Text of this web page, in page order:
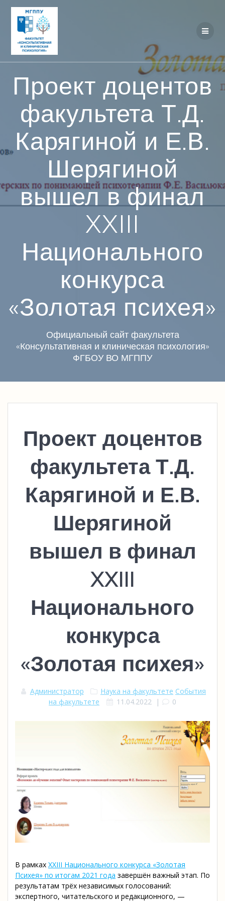
Проект доцентов
факультета Т.Д.
Карягиной и Е.В.
Шерягиной
вышел в финал
XXIII
Национального
конкурса
«Золотая психея»
Официальный сайт факультета
«Консультативная и клиническая психология»
ФГБОУ ВО МГППУ
Проект доцентов
факультета Т.Д.
Карягиной и Е.В.
Шерягиной
вышел в финал
XXIII
Национального
конкурса
«Золотая психея»
Администратор Наука на факультете События
на факультете
11.04.2022 | 0
В рамках XXIII Национального конкурса «Золотая
Психея» по итогам 2021 года завершён важный этап. По
результатам трёх независимых голосований:
экспертного, читательского и редакционного, —